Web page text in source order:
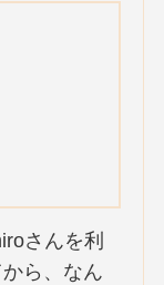
さんを利
ら、なん